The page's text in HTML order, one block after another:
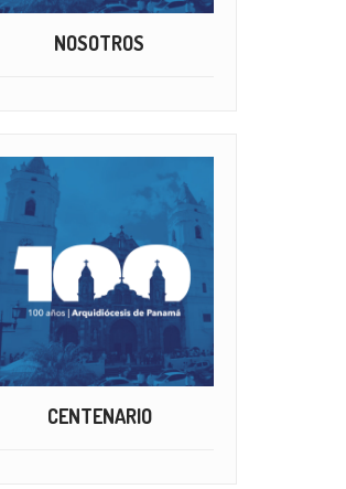
NOSOTROS
CENTENARIO